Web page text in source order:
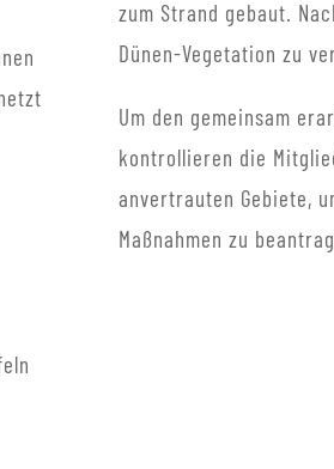
zum Strand gebaut.
Dünen-Vegetation zu
Um den gemeinsam
kontrollieren die
anvertrauten Gebiete,
Maßnahmen zu